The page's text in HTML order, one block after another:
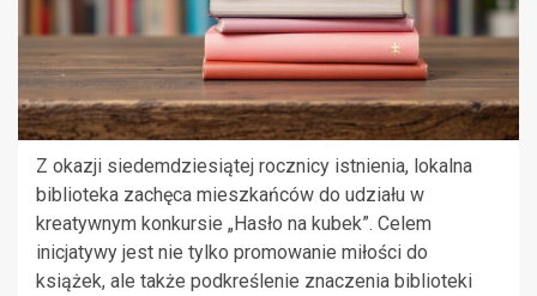
Z okazji siedemdziesiątej rocznicy istnienia, lokalna
biblioteka zachęca mieszkańców do udziału w
kreatywnym konkursie „Hasło na kubek”. Celem
inicjatywy jest nie tylko promowanie miłości do
książek, ale także podkreślenie znaczenia biblioteki